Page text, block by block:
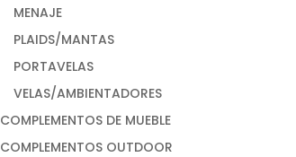
MENAJE
PLAIDS/MANTAS
PORTAVELAS
VELAS/AMBIENTADORES
COMPLEMENTOS DE MUEBLE
COMPLEMENTOS OUTDOOR